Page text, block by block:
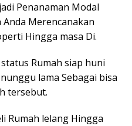
Penanaman Modal
Merencanakan
Hingga masa Di.
Rumah siap huni
lama Sebagai bisa
tersebut.
Rumah lelang Hingga